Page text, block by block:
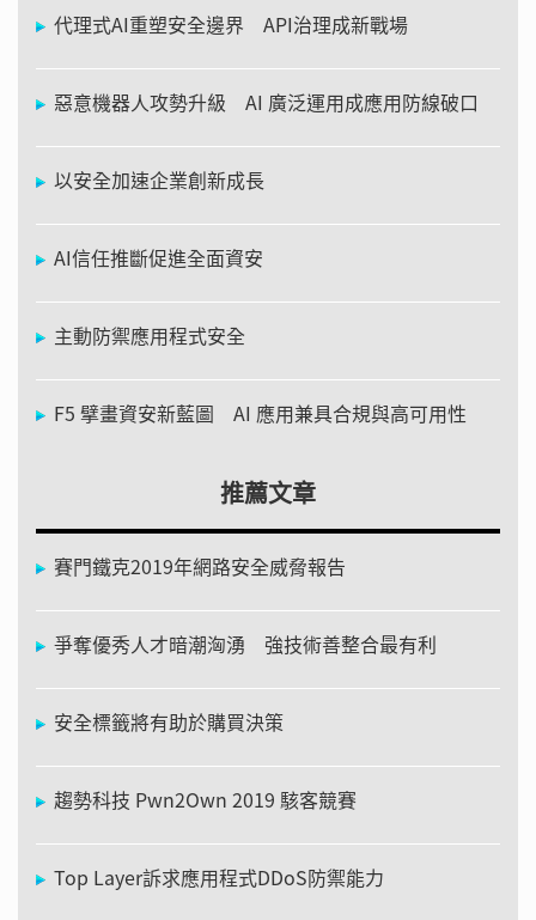
代理式AI重塑安全邊界 API治理成新戰場
惡意機器人攻勢升級 AI 廣泛運用成應用防線破口
以安全加速企業創新成長
AI信任推斷促進全面資安
主動防禦應用程式安全
F5 擘畫資安新藍圖 AI 應用兼具合規與高可用性
推薦文章
賽門鐵克2019年網路安全威脅報告
爭奪優秀人才暗潮洶湧 強技術善整合最有利
安全標籤將有助於購買決策
趨勢科技 Pwn2Own 2019 駭客競賽
Top Layer訴求應用程式DDoS防禦能力